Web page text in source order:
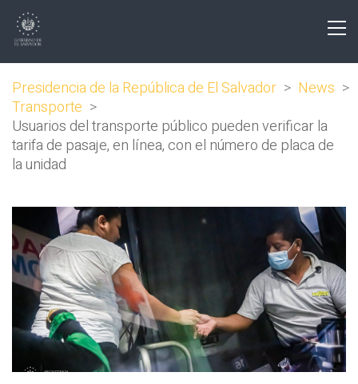
Presidencia de la República de El Salvador > News >
Transporte >
Usuarios del transporte público pueden verificar la
tarifa de pasaje, en línea, con el número de placa de
la unidad